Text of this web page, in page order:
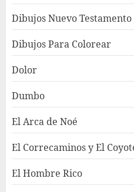
Dibujos Nuevo Testamento
Dibujos Para Colorear
Dolor
Dumbo
El Arca de Noé
El Correcaminos y El
El Hombre Rico